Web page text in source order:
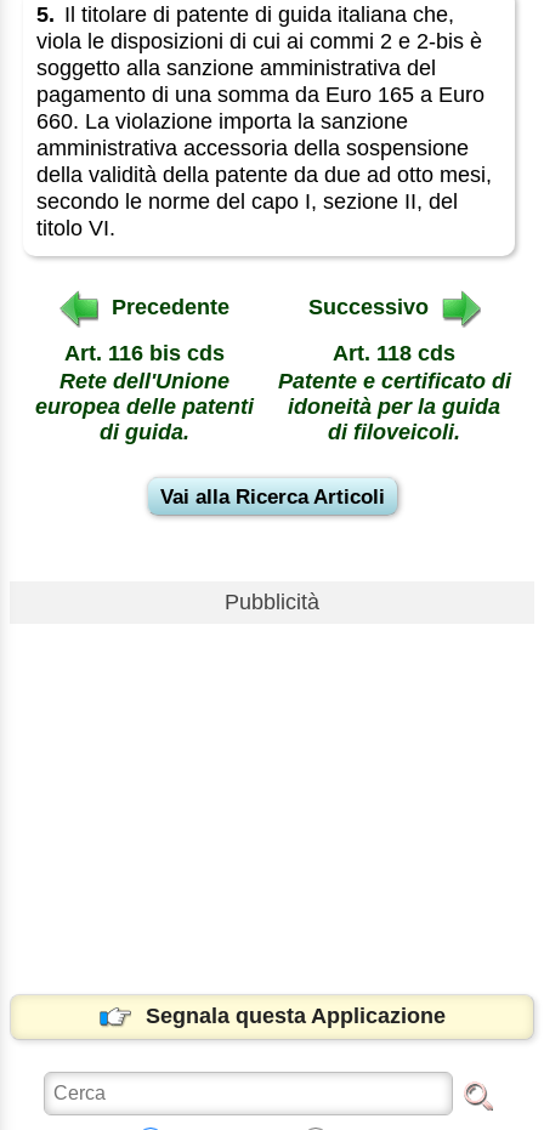
5. Il titolare di patente di guida italiana che,
viola le disposizioni di cui ai commi 2 e 2-bis è
soggetto alla sanzione amministrativa del
pagamento di una somma da Euro 165 a Euro
660. La violazione importa la sanzione
amministrativa accessoria della sospensione
della validità della patente da due ad otto mesi,
secondo le norme del capo I, sezione II, del
titolo VI.
Precedente
Art. 116 bis cds
Rete dell'Unione
europea delle patenti
di guida.
Successivo
Art. 118 cds
Patente e certificato di
idoneità per la guida
di filoveicoli.
Vai alla Ricerca Articoli
Pubblicità
Segnala questa Applicazione